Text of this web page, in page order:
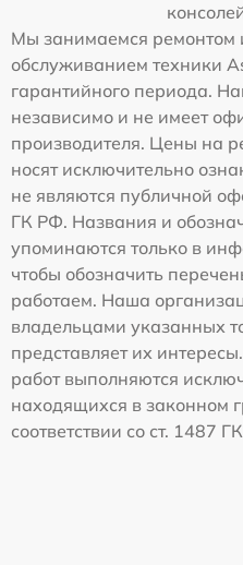
Мы занимаемся ремонтом
обслуживанием техники
гарантийного периода.
независимо и не имеет
производителя. Цены на
носят исключительно
не являются публичной
ГК РФ. Названия и
упоминаются только в
чтобы обозначить
работаем. Наша
владельцами указанных
представляет их
работ выполняются
находящихся в законном
соответствии со ст. 1487